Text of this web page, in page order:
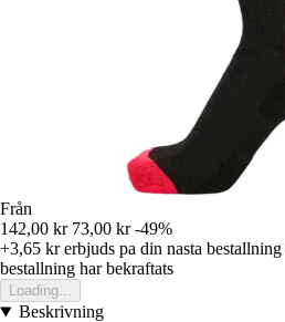
Från
142,00 kr 73,00 kr -49%
+3,65 krerbjuds pa din nasta bestallning
bestallning har bekraftats
Loading...
Beskrivning